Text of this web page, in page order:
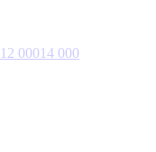
12 00014 000